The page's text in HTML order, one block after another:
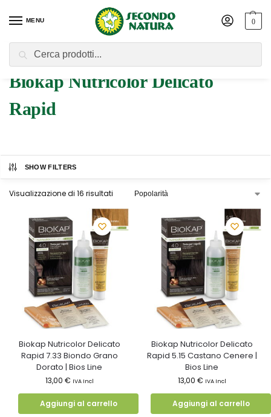
MENU 0
Home / Prodotto Linea Prodotto
Biokap Nutricolor Delicato
Rapid
SHOW FILTERS
Visualizzazione di 16 risultati
Biokap Nutricolor Delicato
Rapid 7.33 Biondo Grano
Dorato | Bios Line
13,00 € IVA Incl
Aggiungi al carrello
Biokap Nutricolor Delicato
Rapid 5.15 Castano Cenere |
Bios Line
13,00 € IVA Incl
Aggiungi al carrello